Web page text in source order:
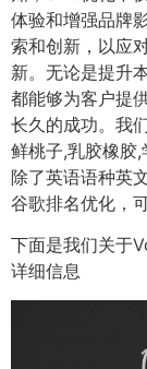
体验和增强品牌
索和创新，以应
新。无论是提升
都能够为客户提
长久的成功。我
鲜桃子,乳胶橡胶,
除了英语语种英
谷歌排名优化，
下面是我们关于
详细信息